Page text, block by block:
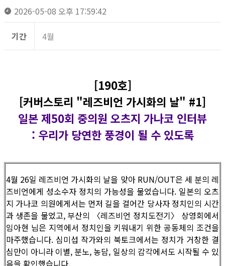
2026-05-08 오후 17:59:42
기간 4월
[190호]
[커버스토리 "레즈비언 가시화의 날" #1]
일본 제50회 중의원 오츠지 가나코 인터뷰
: 우리가 당연한 풍경이 될 수 있도록
4월 26일 레즈비언 가시화의 날을 맞아 RUN/OUT은 세 분의 레
즈비언에게 성소수자 정치의 가능성을 물었습니다. 일본의 오츠
지 가나코 의원에게서는 먼저 길을 걸어간 당사자 정치인의 시간
과 생존을 물었고, 부산의 〈레즈비언 정치도전기〉 상영회에서
임아현 님은 지역에서 정치인을 키워내기 위한 공동체의 조건을
마주했습니다. 심미섭 작가와의 북토크에서는 정치가 거창한 결
심만이 아니라 이별, 분노, 농담, 일상의 감각에서도 시작될 수 있
음을 확인했습니다.